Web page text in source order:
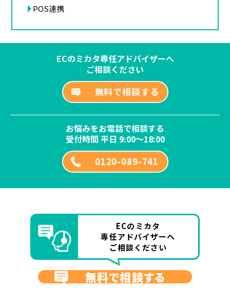
POS連携
ECのミカタ専任アドバイザーへ
ご相談ください
無料で相談する
お悩みをお電話で相談する
受付時間 平日 9:00～18:00
0120-089-741
ECのミカタ
専任アドバイザーへ
ご相談ください
無料で相談する